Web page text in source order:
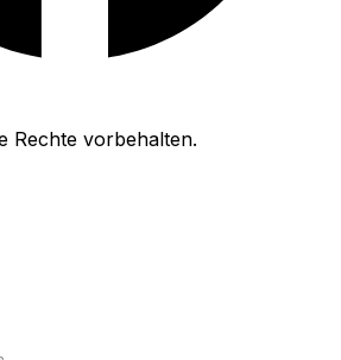
Rechte vorbehalten.